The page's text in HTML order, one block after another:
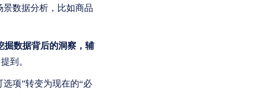
数据分析，比如商品
掘数据背后的洞察，辅
到。
项”转变为现在的“必